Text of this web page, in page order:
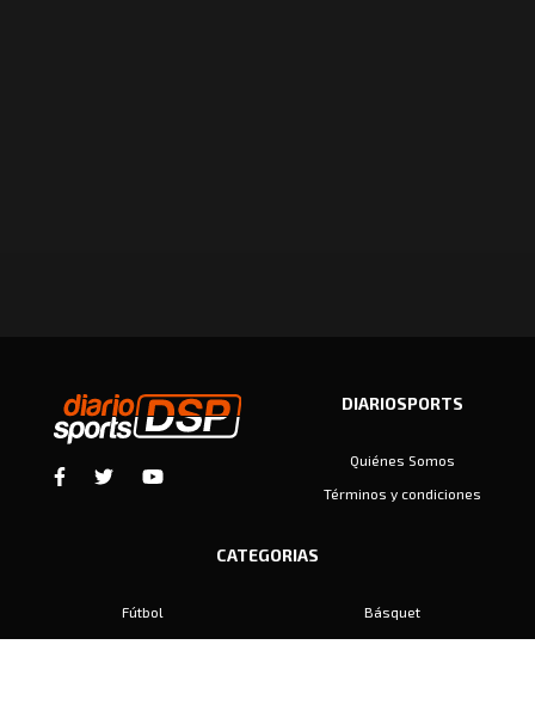
DIARIOSPORTS
Quiénes Somos
Términos y condiciones
CATEGORIAS
Fútbol
Básquet